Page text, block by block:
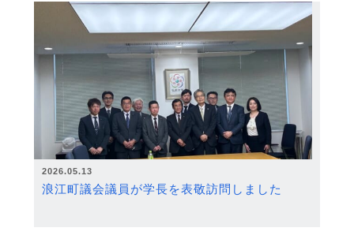
2026.05.13
浪江町議会議員が学長を表敬訪問しました